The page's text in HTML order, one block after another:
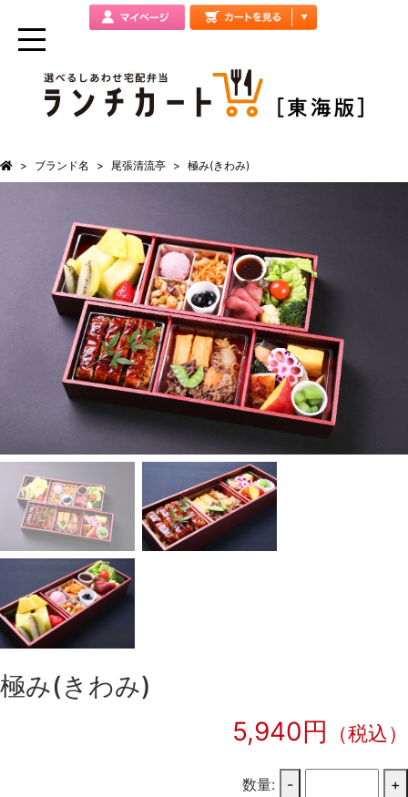
ブランド名 尾張清流亭 極み(きわみ)
極み(きわみ)
5,940円
（税込）
数量: - +